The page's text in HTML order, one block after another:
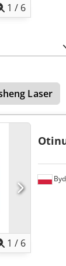
1 / 6
Laser
1 / 6